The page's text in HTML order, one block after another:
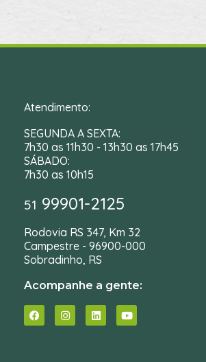
Atendimento:
SEGUNDA A SEXTA:
7h30 as 11h30 - 13h30 as 17h45
SÁBADO:
7h30 as 10h15
51 99901-2125
Rodovia RS 347, Km 32
Campestre - 96900-000
Sobradinho, RS
Acompanhe a gente: